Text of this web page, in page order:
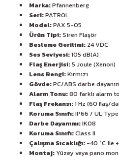
Marka:Pfannenberg
Seri:PATROL
Model:PAX 5-05
Ürün Tipi:Siren Flaşör
Besleme Gerilimi:24 VDC
Ses Seviyesi:105 dB(A)
Flaş Enerjisi:5 Joule (Xenon)
Lens Rengi:Kırmızı
Gövde:PC/ABS darbe
Alarm Tonu:80 farklı alarm
Flaş Frekansı:1 Hz (60 flaş/
Koruma Sınıfı:IP66 / UL
Darbe Dayanımı:IK08
Koruma Sınıfı:Class II
Çalışma Sıcaklığı:-40 °C ile
Montaj:Yüzey veya pano